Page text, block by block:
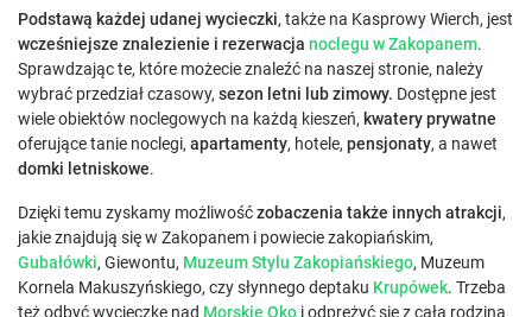
Podstawą każdej udanej wycieczki, także na Kasprowy Wierch, jest
wcześniejsze znalezienie i rezerwacja noclegu w Zakopanem.
Sprawdzając te, które możecie znaleźć na naszej stronie, należy
wybrać przedział czasowy, sezon letni lub zimowy. Dostępne jest
wiele obiektów noclegowych na każdą kieszeń, kwatery prywatne
oferujące tanie noclegi, apartamenty, hotele, pensjonaty, a nawet
domki letniskowe.
Dzięki temu zyskamy możliwośćzobaczenia także innych atrakcji,
jakie znajdują się w Zakopanem i powiecie zakopiańskim,
Gubałówki, Giewontu, Muzeum Stylu Zakopiańskiego, Muzeum
Kornela Makuszyńskiego, czy słynnego deptaku Krupówek. Trzeba
też odbyć wycieczkę nad Morskie Oko i odprężyć się z całą rodziną